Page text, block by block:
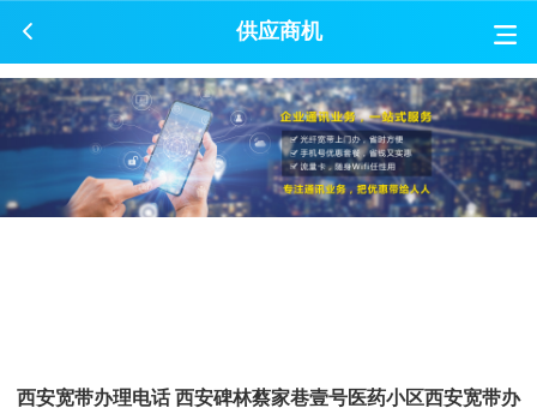
供应商机
西安宽带办理电话 西安碑林蔡家巷壹号医药小区西安宽带办